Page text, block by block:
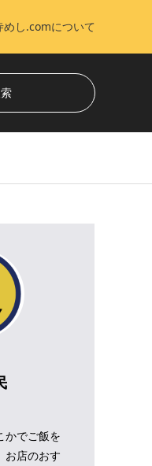
めし.comについて
かでご飯を
お店のおす